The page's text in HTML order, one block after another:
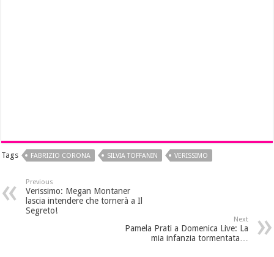
Tags FABRIZIO CORONA SILVIA TOFFANIN VERISSIMO
Previous
Verissimo: Megan Montaner
lascia intendere che tornerà a Il
Segreto!
Next
Pamela Prati a Domenica Live: La
mia infanzia tormentata…